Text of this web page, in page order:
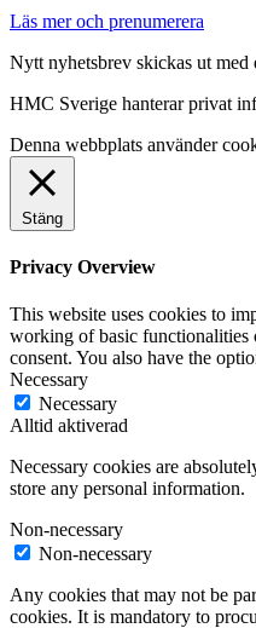
Läs mer och prenumerera
Nytt nyhetsbrev skickas ut med
HMC Sverige hanterar privat
Denna webbplats använder
Stäng
Privacy Overview
This website uses cookies to
working of basic functionalities
consent. You also have the
Necessary
Necessary
Alltid aktiverad
Necessary cookies are
store any personal information.
Non-necessary
Non-necessary
Any cookies that may not be
cookies. It is mandatory to